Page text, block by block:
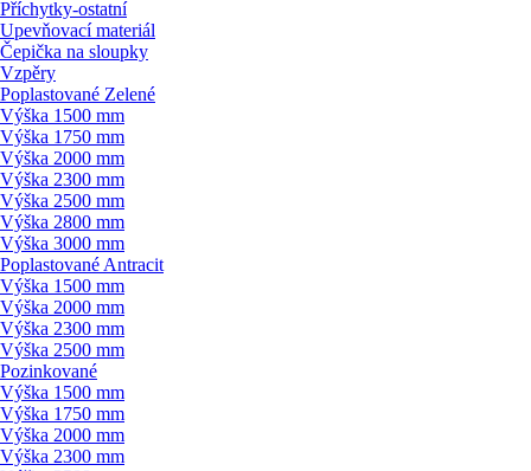
Příchytky-ostatní
Upevňovací materiál
Čepička na sloupky
Vzpěry
Poplastované Zelené
Výška 1500 mm
Výška 1750 mm
Výška 2000 mm
Výška 2300 mm
Výška 2500 mm
Výška 2800 mm
Výška 3000 mm
Poplastované Antracit
Výška 1500 mm
Výška 2000 mm
Výška 2300 mm
Výška 2500 mm
Pozinkované
Výška 1500 mm
Výška 1750 mm
Výška 2000 mm
Výška 2300 mm